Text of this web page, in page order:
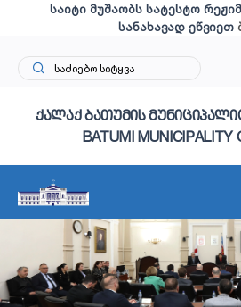
საიტი მუშაობს სატესტო
სანახავად ეწვიეთ
ქალაქ ბათუმის
BATUMI MUNICIPALITY